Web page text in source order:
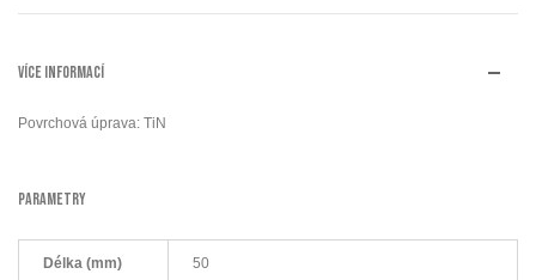
VÍCE INFORMACÍ
Povrchová úprava: TiN
PARAMETRY
Délka (mm) 50